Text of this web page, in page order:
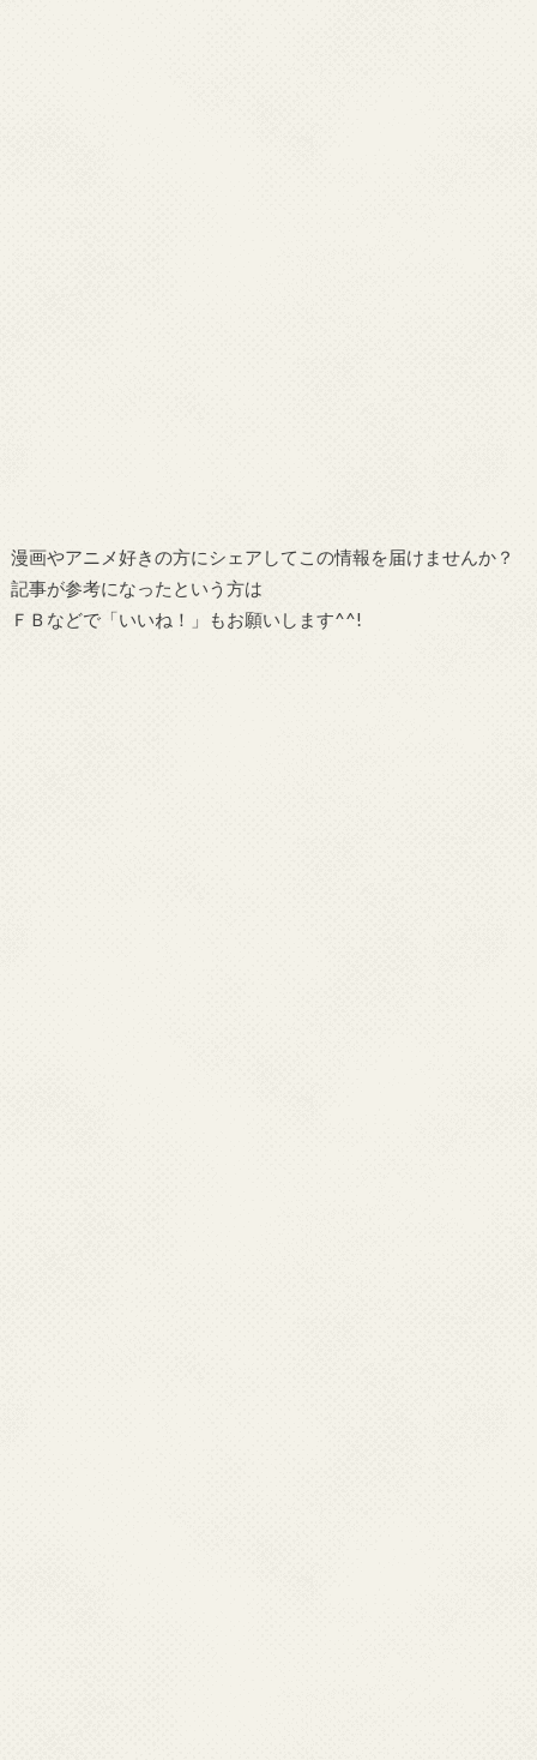
漫画やアニメ好きの方にシェアしてこの情報を届けませんか？
記事が参考になったという方は
ＦＢなどで「いいね！ 」もお願いします^^!